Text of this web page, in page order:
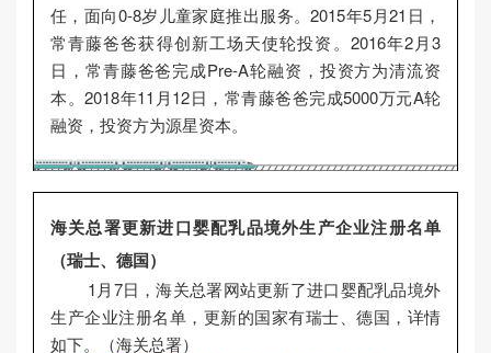
任，面向0-8岁儿童家庭推出服务。2015年5月21日，
常青藤爸爸获得创新工场天使轮投资。2016年2月3
日，常青藤爸爸完成Pre-A轮融资，投资方为清流资
本。2018年11月12日，常青藤爸爸完成5000万元A轮
融资，投资方为源星资本。
海关总署更新进口婴配乳品境外生产企业注册名单
（瑞士、德国）
1月7日，海关总署网站更新了进口婴配乳品境外
生产企业注册名单，更新的国家有瑞士、德国，详情
如下。（海关总署）